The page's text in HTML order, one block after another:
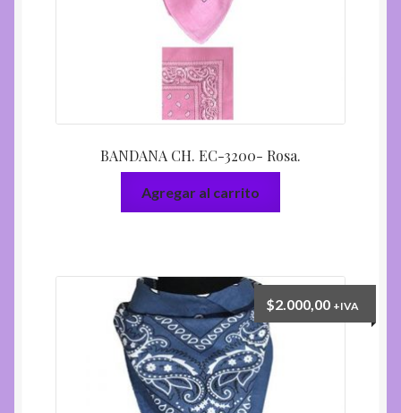
BANDANA CH. EC-3200- Rosa.
Agregar al carrito
$2.000,00 +IVA